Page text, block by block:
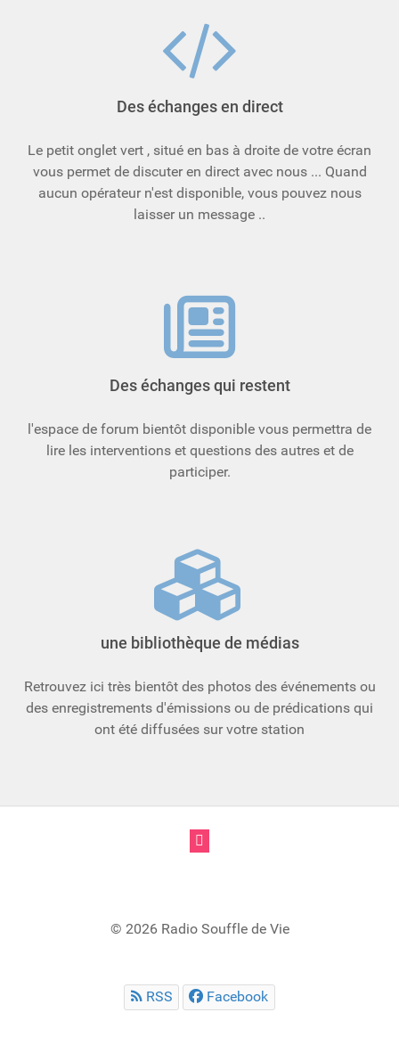
Des échanges en direct
Le petit onglet vert , situé en bas à droite de votre écran
vous permet de discuter en direct avec nous ... Quand
aucun opérateur n'est disponible, vous pouvez nous
laisser un message ..
Des échanges qui restent
l'espace de forum bientôt disponible vous permettra de
lire les interventions et questions des autres et de
participer.
une bibliothèque de médias
Retrouvez ici très bientôt des photos des événements ou
des enregistrements d'émissions ou de prédications qui
ont été diffusées sur votre station

© 2026 Radio Souffle de Vie
RSS Facebook